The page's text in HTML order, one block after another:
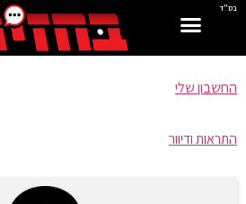
בס"ד
החשבון שלי
התראות ודיוור